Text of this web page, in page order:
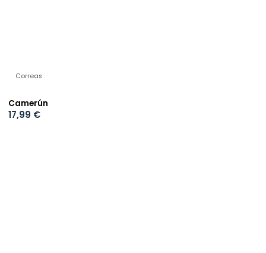
Correas
Camerún
17,99 €